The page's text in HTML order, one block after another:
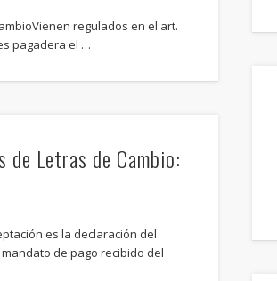
regulados en el art.
pagadera el …
de Letras de Cambio:
es la declaración del
de pago recibido del